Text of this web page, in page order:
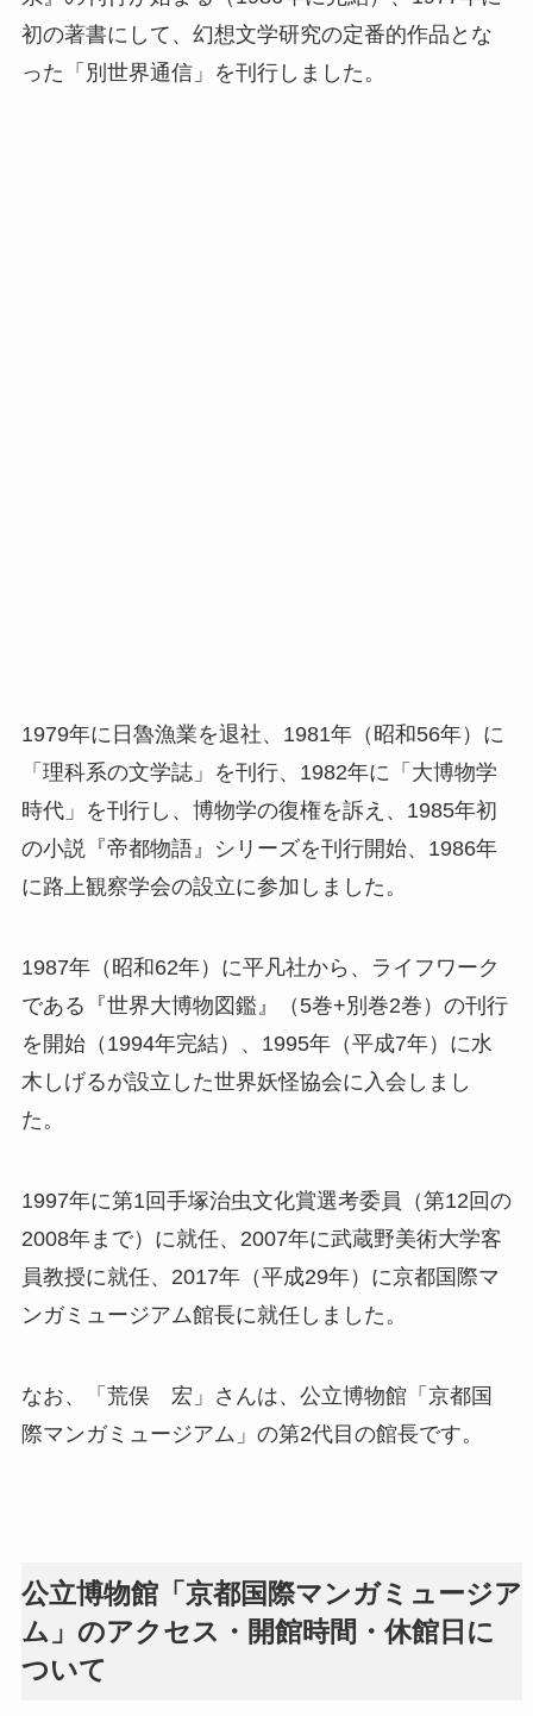
初の著書にして、幻想文学研究の定番的作品とな
った「別世界通信」を刊行しました。
1979年に日魯漁業を退社、1981年（昭和56年）に
「理科系の文学誌」を刊行、1982年に「大博物学
時代」を刊行し、博物学の復権を訴え、1985年初
の小説『帝都物語』シリーズを刊行開始、1986年
に路上観察学会の設立に参加しました。
1987年（昭和62年）に平凡社から、ライフワーク
である『世界大博物図鑑』（5巻+別巻2巻）の刊行
を開始（1994年完結）、1995年（平成7年）に水
木しげるが設立した世界妖怪協会に入会しまし
た。
1997年に第1回手塚治虫文化賞選考委員（第12回の
2008年まで）に就任、2007年に武蔵野美術大学客
員教授に就任、2017年（平成29年）に京都国際マ
ンガミュージアム館長に就任しました。
なお、「荒俣 宏」さんは、公立博物館「京都国
際マンガミュージアム」の第2代目の館長です。
公立博物館「京都国際マンガミュージア
ム」のアクセス・開館時間・休館日に
ついて